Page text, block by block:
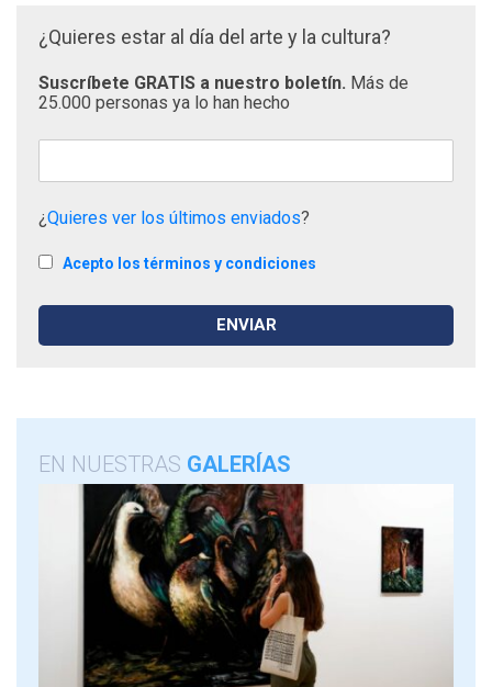
¿Quieres estar al día del arte y la cultura?
Suscríbete GRATIS a nuestro boletín. Más de
25.000 personas ya lo han hecho
¿Quieres ver los últimos enviados?
Acepto los términos y condiciones
EN NUESTRAS GALERÍAS